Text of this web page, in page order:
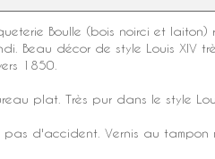
Boulle (bois noirci et laiton)
Beau décor de style Louis XIV
1850.
plat. Très pur dans le style
pas d'accident. Vernis au tampon